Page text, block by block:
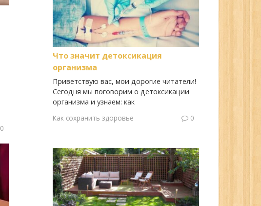
0
Что значит детоксикация
организма
Приветствую вас, мои дорогие читатели!
Сегодня мы поговорим о детоксикации
организма и узнаем: как
Как сохранить здоровье
0